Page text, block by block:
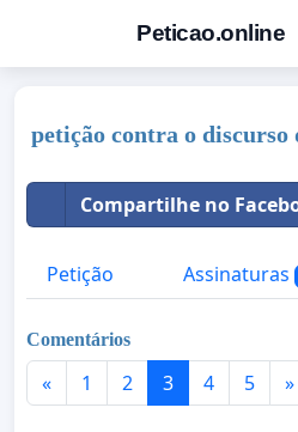
Peticao.online
petição contra o
Compartilhe no
Petição Assinaturas
Comentários
« 1 2 3 4 5 »